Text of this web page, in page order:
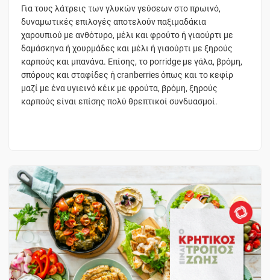
Για τους λάτρεις των γλυκών γεύσεων στο πρωινό,
δυναμωτικές επιλογές αποτελούν παξιμαδάκια
χαρουπιού με ανθότυρο, μέλι και φρούτο ή γιαούρτι με
δαμάσκηνα ή χουρμάδες και μέλι ή γιαούρτι με ξηρούς
καρπούς και μπανάνα. Επίσης, το porridge με γάλα, βρόμη,
σπόρους και σταφίδες ή cranberries όπως και το κεφίρ
μαζί με ένα υγιεινό κέικ με φρούτα, βρόμη, ξηρούς
καρπούς είναι επίσης πολύ θρεπτικοί συνδυασμοί.